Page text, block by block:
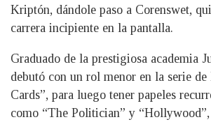
Kriptón, dándole paso a Corenswet,
carrera incipiente en la pantalla.
Graduado de la prestigiosa academia
debutó con un rol menor en la serie
Cards”, para luego tener papeles
como “The Politician” y